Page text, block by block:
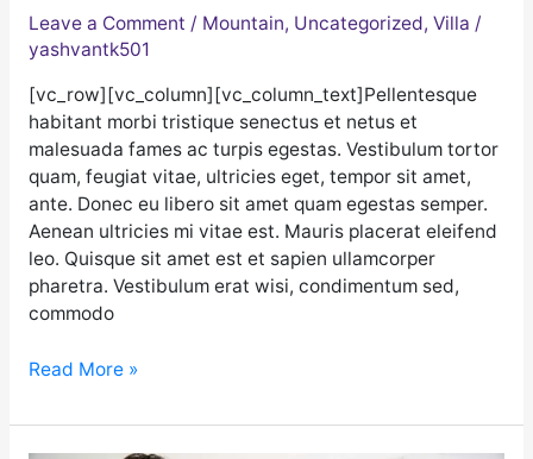
Leave a Comment / Mountain, Uncategorized, Villa /
yashvantk501
[vc_row][vc_column][vc_column_text]Pellentesque
habitant morbi tristique senectus et netus et
malesuada fames ac turpis egestas. Vestibulum tortor
quam, feugiat vitae, ultricies eget, tempor sit amet,
ante. Donec eu libero sit amet quam egestas semper.
Aenean ultricies mi vitae est. Mauris placerat eleifend
leo. Quisque sit amet est et sapien ullamcorper
pharetra. Vestibulum erat wisi, condimentum sed,
commodo
Read More »